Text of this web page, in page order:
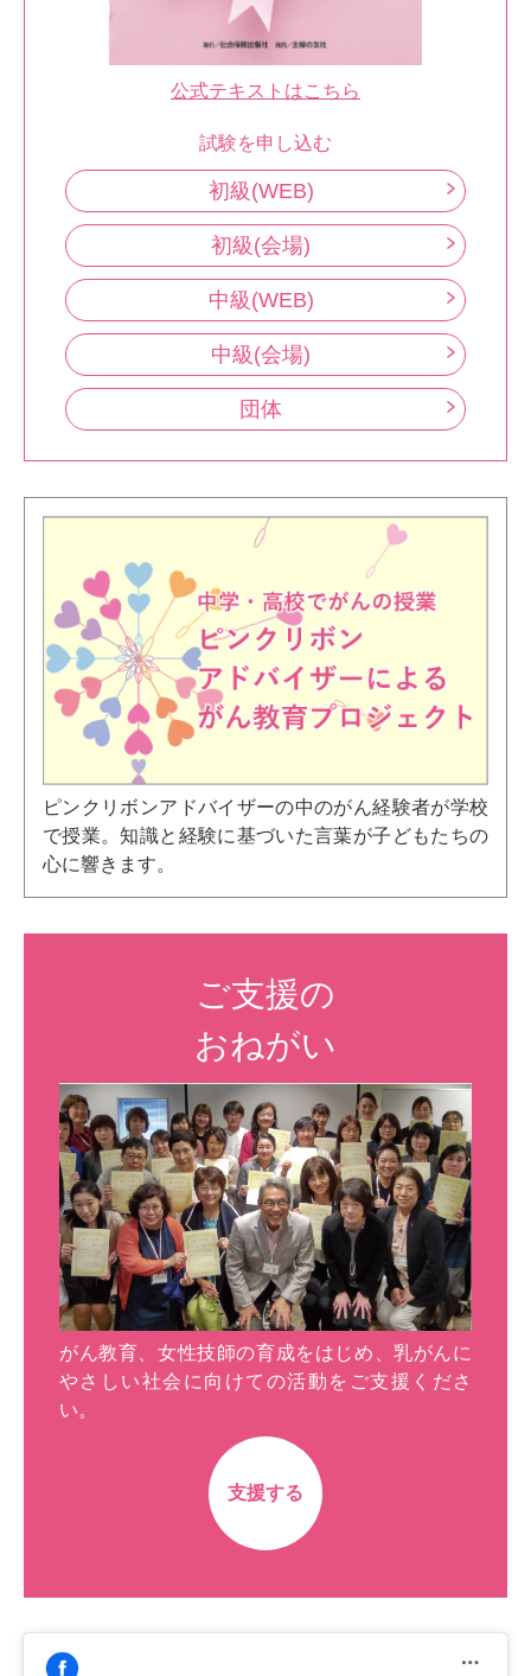
公式テキストはこちら
試験を申し込む
初級(WEB)
初級(会場)
中級(WEB)
中級(会場)
団体
ピンクリボンアドバイザーの中のがん経験者が学校
で授業。知識と経験に基づいた言葉が子どもたちの
心に響きます。
ご支援の
おねがい
がん教育、女性技師の育成をはじめ、乳がんに
やさしい社会に向けての活動をご支援くださ
い。
支援する